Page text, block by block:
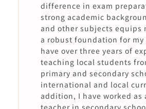
difference in exam
strong academic
and other subjects equips
a robust foundation for
have over three years of
teaching local students
primary and secondary
international and local
addition, I have worked
teacher in secondary